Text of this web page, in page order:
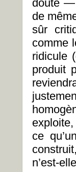
doute—
de
sûr
comme
ridicule
produit
ce
n’est-